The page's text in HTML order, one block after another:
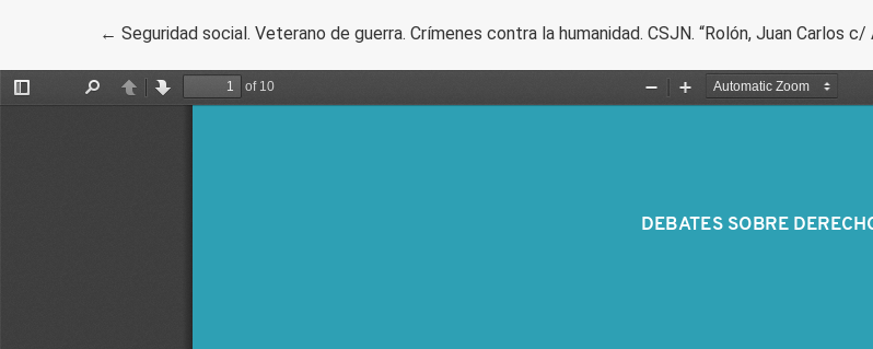
←Volver a los detalles del artículo
Seguridad social. Veterano de guerra. Crímenes contra la humanidad. CSJN. “Rolón, Juan Carlos c/